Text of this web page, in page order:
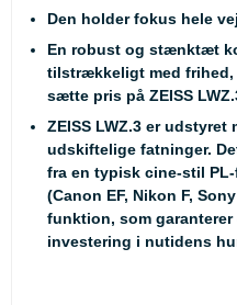
Den holder fokus hele
En robust og stænktæt
tilstrækkeligt med frihed,
sætte pris på ZEISS
ZEISS LWZ.3 er
udskiftelige fatninger.
fra en typisk cine-stil
(Canon EF, Nikon F,
funktion, som
investering i nutidens